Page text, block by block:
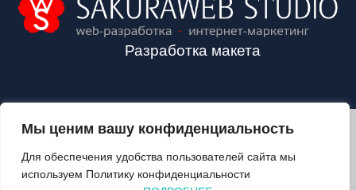
Мы ценим вашу конфиденциальность
Для обеспечения удобства пользователей сайта мы
используем Политику конфиденциальности
Разработка макета
2024©VALOZHIN.BY - НОВОСТИ ВОЛОЖИНСКОГО РАЙОНА